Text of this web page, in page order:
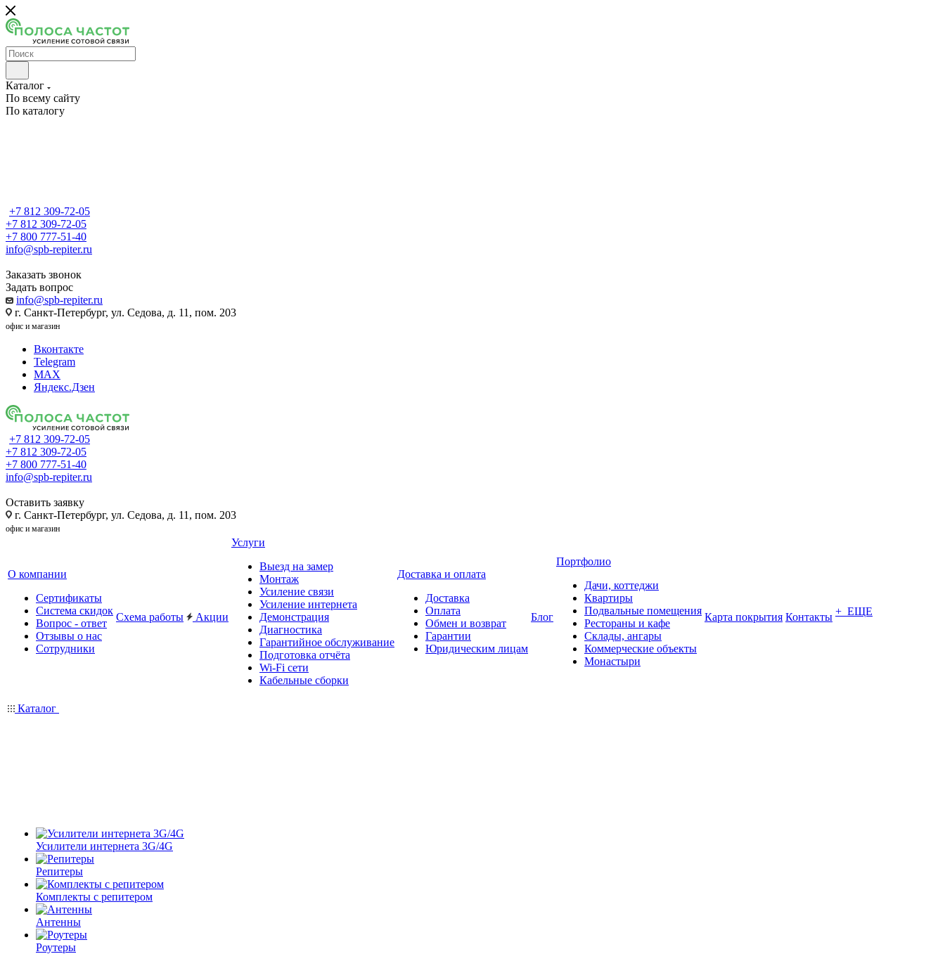
Каталог
По всему сайту
По каталогу
+7 812 309-72-05
+7 812 309-72-05
+7 800 777-51-40
info@spb-repiter.ru
Заказать звонок
Задать вопрос
info@spb-repiter.ru
г. Санкт-Петербург, ул. Седова, д. 11, пом. 203
офис и магазин
Вконтакте
Telegram
MAX
Яндекс.Дзен
+7 812 309-72-05
+7 812 309-72-05
+7 800 777-51-40
info@spb-repiter.ru
Оставить заявку
г. Санкт-Петербург, ул. Седова, д. 11, пом. 203
офис и магазин
О компании
Сертификаты
Система скидок
Вопрос - ответ
Отзывы о нас
Сотрудники
Схема работы Акции
Услуги
Выезд на замер
Монтаж
Усиление связи
Усиление интернета
Демонстрация
Диагностика
Гарантийное обслуживание
Подготовка отчёта
Wi-Fi сети
Кабельные сборки
Доставка и оплата
Доставка
Оплата
Обмен и возврат
Гарантии
Юридическим лицам
Блог
Портфолио
Дачи, коттеджи
Квартиры
Подвальные помещения
Рестораны и кафе
Склады, ангары
Коммерческие объекты
Монастыри
Карта покрытия Контакты + ЕЩЕ
Каталог
Усилители интернета 3G/4G
Репитеры
Комплекты с репитером
Антенны
Роутеры